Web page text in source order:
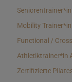
Mobility
Functional /
Athletiktrainer*in
Zertifizierte